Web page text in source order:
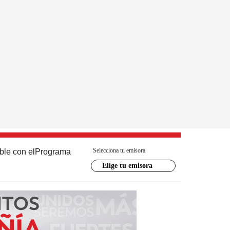
con el Programa Selecciona tu emisora
Elige tu emisora